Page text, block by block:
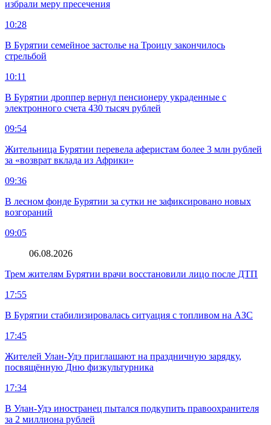
избрали меру пресечения
10:28
В Бурятии семейное застолье на Троицу закончилось
стрельбой
10:11
В Бурятии дроппер вернул пенсионеру украденные с
электронного счета 430 тысяч рублей
09:54
Жительница Бурятии перевела аферистам более 3 млн рублей
за «возврат вклада из Африки»
09:36
В лесном фонде Бурятии за сутки не зафиксировано новых
возгораний
09:05
06.08.2026
Трем жителям Бурятии врачи восстановили лицо после ДТП
17:55
В Бурятии стабилизировалась ситуация с топливом на АЗС
17:45
Жителей Улан-Удэ приглашают на праздничную зарядку,
посвящённую Дню физкультурника
17:34
В Улан-Удэ иностранец пытался подкупить правоохранителя
за 2 миллиона рублей